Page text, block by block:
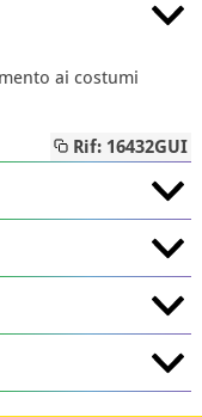
ai costumi
Rif: 16432GUI